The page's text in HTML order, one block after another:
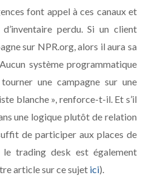
font appel à ces canaux et
perdu. Si un client
sur NPR.org, alors il aura sa
système programmatique
une campagne sur une
blanche », renforce-t-il. Et s’il
une logique plutôt de relation
de participer aux places de
trading desk est également
article sur ce sujet ici).